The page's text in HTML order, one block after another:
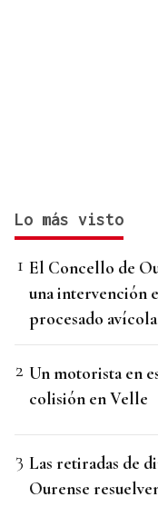
Lo más visto
El Concello de
una intervención
procesado
Un motorista en
colisión en Velle
Las retiradas de
Ourense